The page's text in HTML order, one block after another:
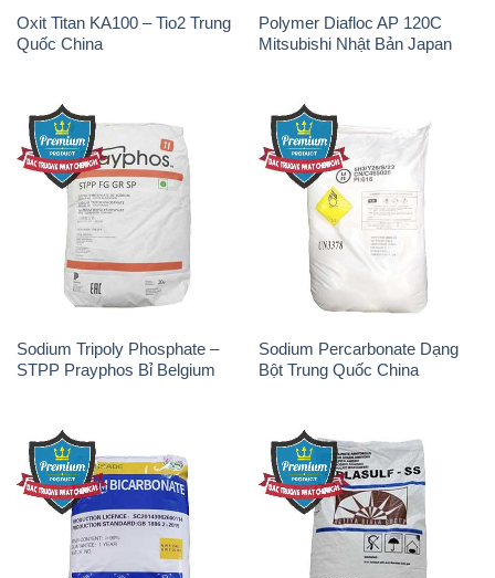
Oxit Titan KA100 – Tio2 Trung
Quốc China
Polymer Diafloc AP 120C
Mitsubishi Nhật Bản Japan
Sodium Tripoly Phosphate –
STPP Prayphos Bỉ Belgium
Sodium Percarbonate Dạng
Bột Trung Quốc China